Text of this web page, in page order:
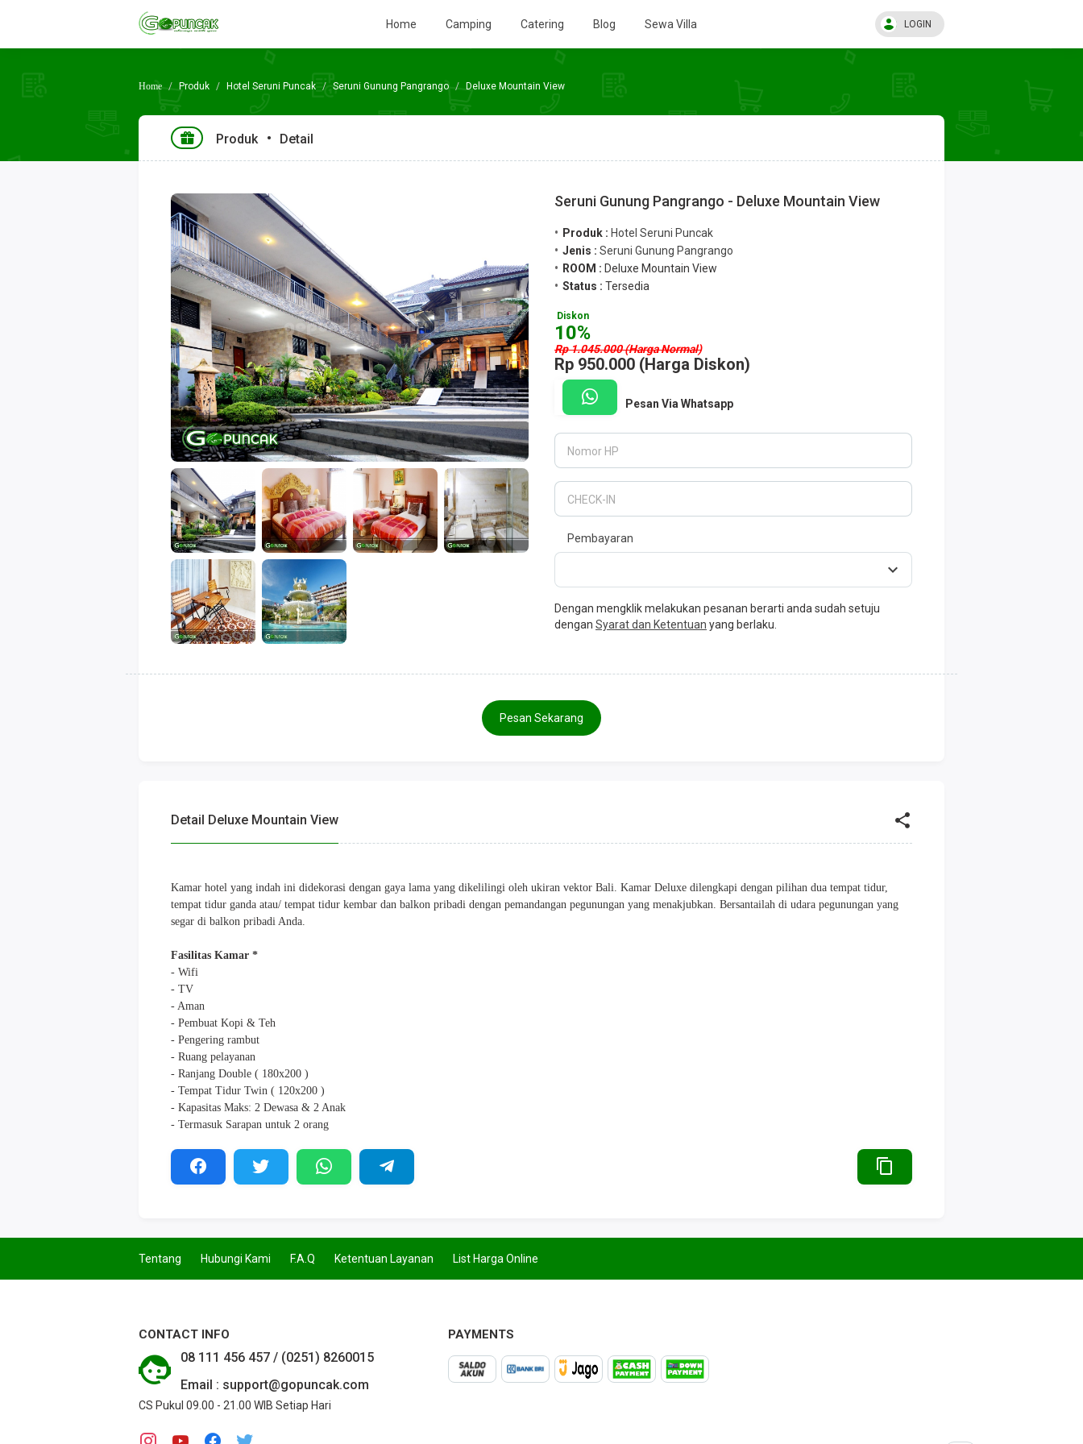
Home Camping Catering Blog Sewa Villa LOGIN
Produk Hotel Seruni Puncak Seruni Gunung Pangrango Deluxe Mountain View
Produk Detail
Seruni Gunung Pangrango - Deluxe Mountain View
Produk : Hotel Seruni Puncak
Jenis : Seruni Gunung Pangrango
ROOM : Deluxe Mountain View
Status : Tersedia
10%
Diskon
Rp 1.045.000 (Harga Normal)
Rp 950.000 (Harga Diskon)
Pesan Via Whatsapp
Nomor HP
CHECK-IN
Pembayaran
Dengan mengklik melakukan pesanan berarti anda sudah setuju
dengan Syarat dan Ketentuan yang berlaku.
Pesan Sekarang
Detail Deluxe Mountain View
Kamar hotel yang indah ini didekorasi dengan gaya lama yang dikelilingi oleh ukiran vektor Bali. Kamar Deluxe dilengkapi dengan pilihan dua tempat tidur,
tempat tidur ganda atau/ tempat tidur kembar dan balkon pribadi dengan pemandangan pegunungan yang menakjubkan. Bersantailah di udara pegunungan yang
segar di balkon pribadi Anda.
Fasilitas Kamar *
- Wifi
- TV
- Aman
- Pembuat Kopi & Teh
- Pengering rambut
- Ruang pelayanan
- Ranjang Double ( 180x200 )
- Tempat Tidur Twin ( 120x200 )
- Kapasitas Maks: 2 Dewasa & 2 Anak
- Termasuk Sarapan untuk 2 orang
Tentang Hubungi Kami F.A.Q Ketentuan Layanan List Harga Online
CONTACT INFO
08 111 456 457 / (0251) 8260015
Email : support@gopuncak.com
CS Pukul 09.00 - 21.00 WIB Setiap Hari
PAYMENTS